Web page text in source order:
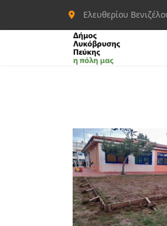
Ελευθερίου